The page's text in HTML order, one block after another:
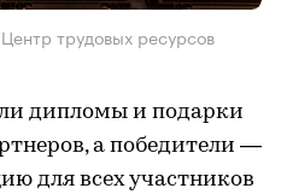
трудовых ресурсов
дипломы и подарки
а победители —
для всех участников